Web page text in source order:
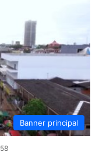
Banner principal
58